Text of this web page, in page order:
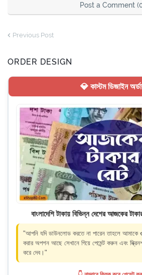
Post a Comment
Previous Post
ORDER DESIGN
💎 কাস্টম ডিজাইন
বাংলাদেশি টাকায় বিভিন্ন দেশের আজকের
"আপনি যদি ডাউনলোড করতে না পারেন তাহলে আমাকে
করার অপশন আছে সেখানে গিয়ে পেমেন্ট করুন এবং
করে দেব।"